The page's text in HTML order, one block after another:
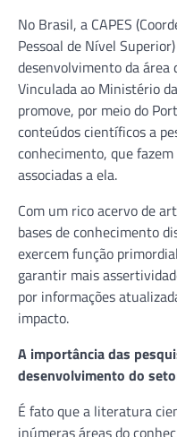
No Brasil, a CAPES
Pessoal de Nível
desenvolvimento da área
Vinculada ao Ministério
promove, por meio do
conteúdos científicos a
conhecimento, que
associadas a ela.
Com um rico acervo de
bases de conhecimento
exercem função
garantir mais
por informações
impacto.
A importância das
desenvolvimento do
É fato que a literatura
inúmeras áreas do